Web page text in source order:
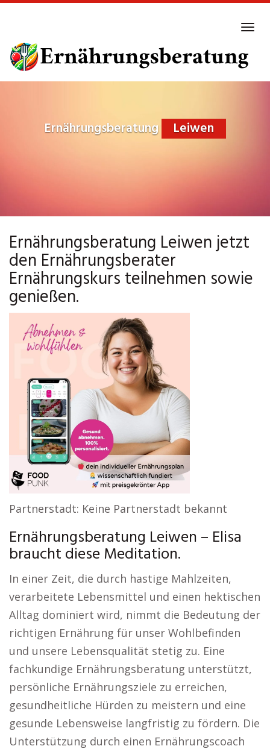
main
content
Ernährungsberatung Leiwen
Ernährungsberatung Leiwen jetzt
den Ernährungsberater
Ernährungskurs teilnehmen sowie
genießen.
Partnerstadt: Keine Partnerstadt bekannt
Ernährungsberatung Leiwen – Elisa
braucht diese Meditation.
In einer Zeit, die durch hastige Mahlzeiten,
verarbeitete Lebensmittel und einen hektischen
Alltag dominiert wird, nimmt die Bedeutung der
richtigen Ernährung für unser Wohlbefinden
und unsere Lebensqualität stetig zu. Eine
fachkundige Ernährungsberatung unterstützt,
persönliche Ernährungsziele zu erreichen,
gesundheitliche Hürden zu meistern und eine
gesunde Lebensweise langfristig zu fördern. Die
Unterstützung durch einen Ernährungscoach